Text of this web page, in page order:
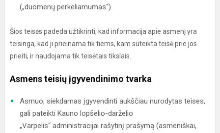
(„duomenų perkeliamumas“).
Šios teisės padeda užtikrinti, kad informacija apie asmenį yra
teisinga, kad ji prieinama tik tiems, kam suteikta teisė prie jos
prieiti, ir naudojama tik teisėtais tikslais.
Asmens teisių įgyvendinimo tvarka
Asmuo, siekdamas įgyvendinti aukščiau nurodytas teises,
gali pateikti Kauno lopšelio-darželio
„Varpelis“ administracijai rašytinį prašymą (asmeniškai,